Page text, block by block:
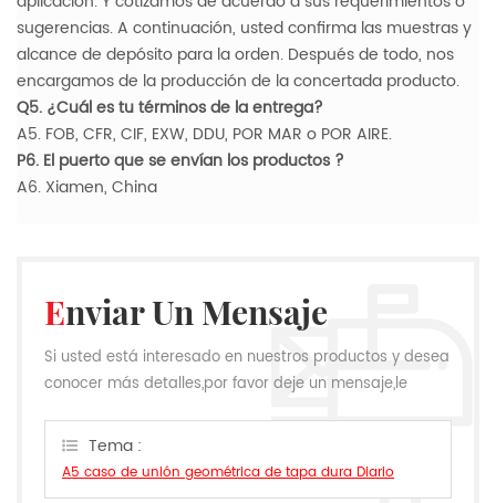
sugerencias. A continuación, usted confirma las muestras y
alcance de depósito para la orden. Después de todo, nos
encargamos de la producción de la concertada producto.
Q5. ¿Cuál es tu términos de la entrega?
A5. FOB, CFR, CIF, EXW, DDU, POR MAR o POR AIRE.
P6. El puerto que se envían los productos ?
A6. Xiamen, China
Enviar Un Mensaje
Si usted está interesado en nuestros productos y desea
conocer más detalles,por favor deje un mensaje,le
Tema :
A5 caso de unión geométrica de tapa dura Diario